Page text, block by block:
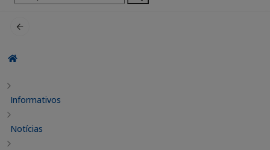
por:
Informativos
Notícias